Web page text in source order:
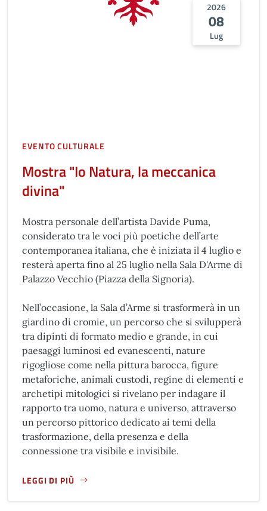
2026
08
Lug
EVENTO CULTURALE
Mostra "Io Natura, la meccanica
divina"
Mostra personale dell’artista Davide Puma,
considerato tra le voci più poetiche dell’arte
contemporanea italiana, che è iniziata il 4 luglio e
resterà aperta fino al 25 luglio nella Sala D'Arme di
Palazzo Vecchio (Piazza della Signoria).
Nell’occasione, la Sala d’Arme si trasformerà in un
giardino di cromie, un percorso che si svilupperà
tra dipinti di formato medio e grande, in cui
paesaggi luminosi ed evanescenti, nature
rigogliose come nella pittura barocca, figure
metaforiche, animali custodi, regine di elementi e
archetipi mitologici si rivelano per indagare il
rapporto tra uomo, natura e universo, attraverso
un percorso pittorico dedicato ai temi della
trasformazione, della presenza e della
connessione tra visibile e invisibile.
LEGGI DI PIÙ
A PROPOSITO DI MOSTRA "IO NATURA, LA MECCANICA